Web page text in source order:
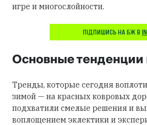
игре и многослойности.
ПІДПИШИСЬ НА БЖ В
Основные
Тренды, которые сегодня
зимой — на красных ковровых
подхватили смелые решения и
воплощением эклектики и